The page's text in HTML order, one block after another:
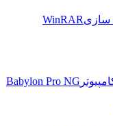
WinRAR
Babylon Pro NG